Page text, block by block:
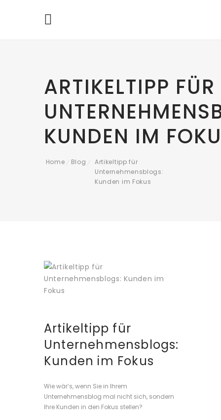
ARTIKELTIPP FÜR
KUNDEN IM
Home Blog
Artikeltipp für
Unternehmensblogs:
Kunden im Fokus
Artikeltipp für
Unternehmensblogs:
Kunden im Fokus
Wie wär’s, wenn Sie in Ihrem
Unternehmensblog mal nicht sich, sondern
Ihre Kunden in den Fokus stellen?